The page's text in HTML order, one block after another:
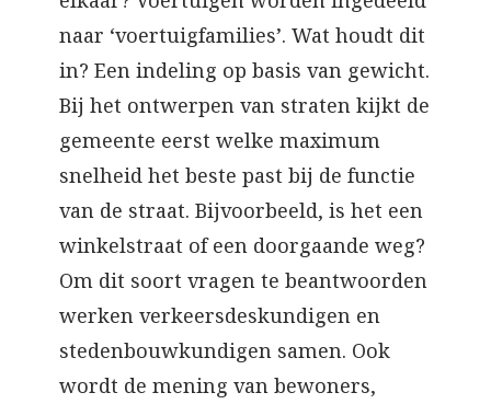
naar ‘voertuigfamilies’. Wat houdt dit
in? Een indeling op basis van gewicht.
Bij het ontwerpen van straten kijkt de
gemeente eerst welke maximum
snelheid het beste past bij de functie
van de straat. Bijvoorbeeld, is het een
winkelstraat of een doorgaande weg?
Om dit soort vragen te beantwoorden
werken verkeersdeskundigen en
stedenbouwkundigen samen. Ook
wordt de mening van bewoners,